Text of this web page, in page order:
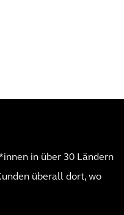
in über 30 Ländern
überall dort, wo